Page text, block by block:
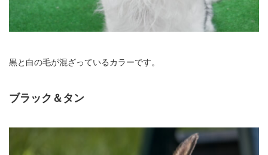
黒と白の毛が混ざっているカラーです。
ブラック＆タン